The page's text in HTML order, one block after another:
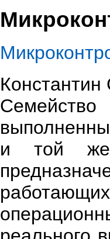
и той же